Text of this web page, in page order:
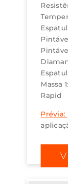
Massa
Rapid
Prévia: